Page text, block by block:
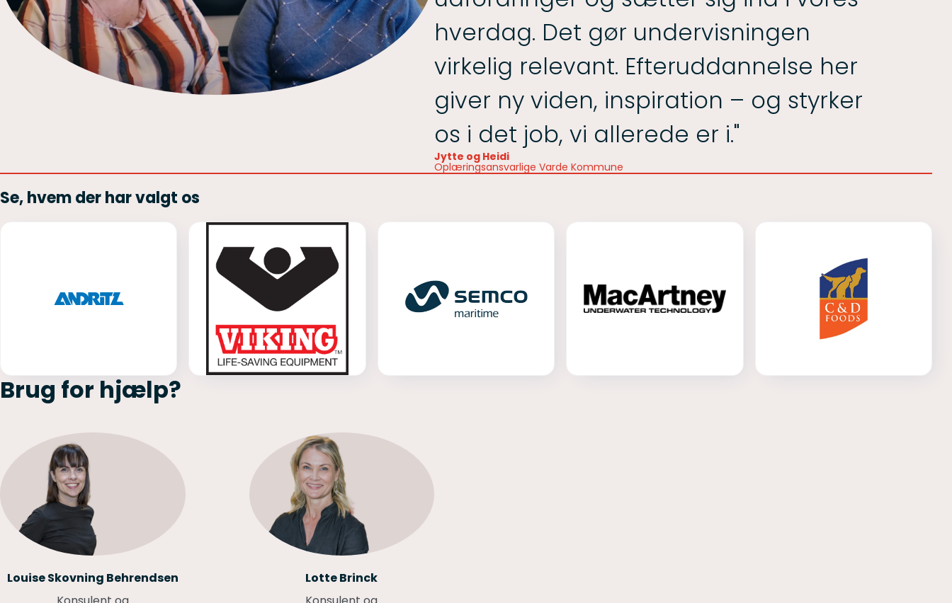
hverdag. Det gør undervisningen
virkelig relevant. Efteruddannelse her
giver ny viden, inspiration – og styrker
os i det job, vi allerede er i."
Jytte og Heidi
Oplæringsansvarlige Varde Kommune
Se, hvem der har valgt os
Brug for hjælp?
Louise Skovning Behrendsen
Lotte Brinck